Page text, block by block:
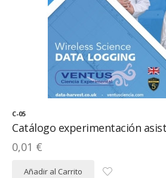
C-05
Catálogo experimentación
0,01 €
Añadir al Carrito